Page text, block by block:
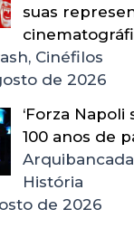
suas
Cinéfilos
de 2026
‘Forza Napoli
100 anos de
História
de 2026